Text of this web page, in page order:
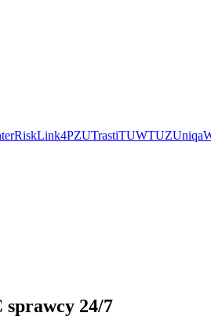
Link4PZUTrastiTUWTUZUniqa
sprawcy 24/7